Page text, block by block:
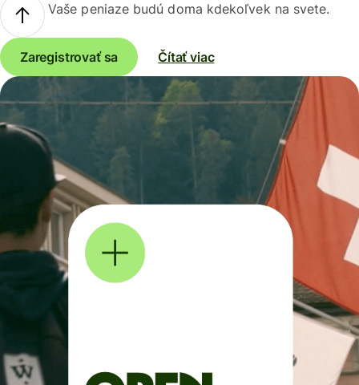
Vaše peniaze budú doma kdekoľvek na svete.
Zaregistrovať sa Čítať viac